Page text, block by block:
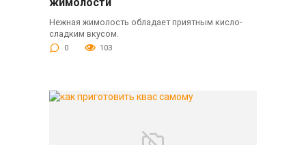
Нежная жимолость обладает приятным кисло-
сладким вкусом.
0 103